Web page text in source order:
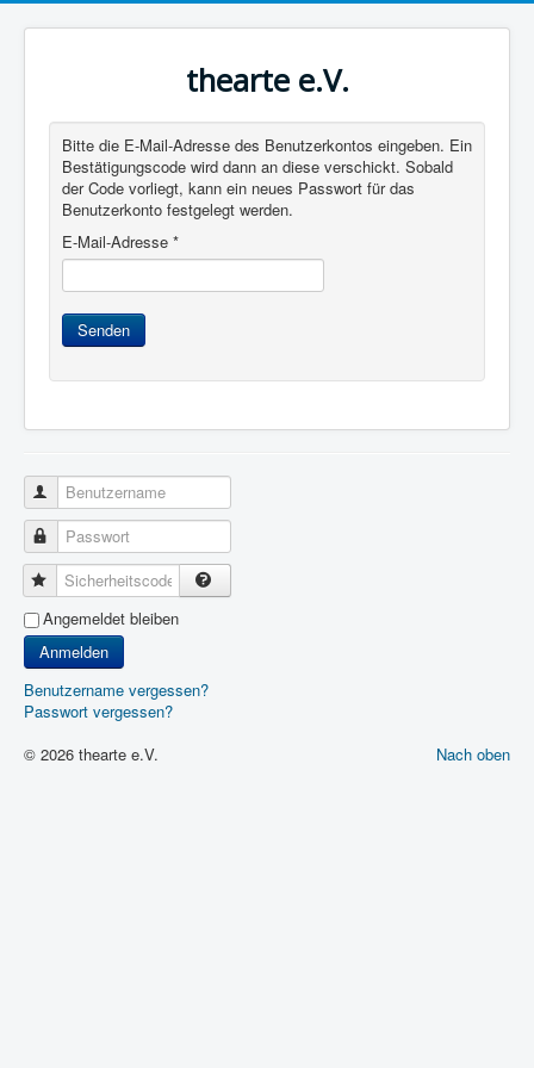
thearte e.V.
Bitte die E-Mail-Adresse des Benutzerkontos eingeben. Ein
Bestätigungscode wird dann an diese verschickt. Sobald
der Code vorliegt, kann ein neues Passwort für das
Benutzerkonto festgelegt werden.
E-Mail-Adresse *
Senden
Benutzername
Passwort
Sicherheitscode
Angemeldet bleiben
Anmelden
Benutzername vergessen?
Passwort vergessen?
Nach oben
© 2026 thearte e.V.